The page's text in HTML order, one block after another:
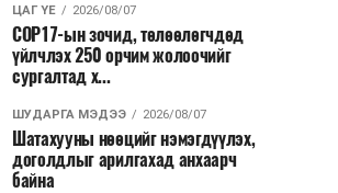
ЦАГ ҮЕ 2026/08/07
COP17-ын зочид, төлөөлөгчдөд
үйлчлэх 250 орчим жолоочийг
сургалтад х...
ШУДАРГА МЭДЭЭ 2026/08/07
Шатахууны нөөцийг нэмэгдүүлэх,
доголдлыг арилгахад анхаарч
байна